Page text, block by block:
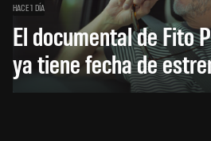
HACE 1 DÍA
El documental de Fito
ya tiene fecha de